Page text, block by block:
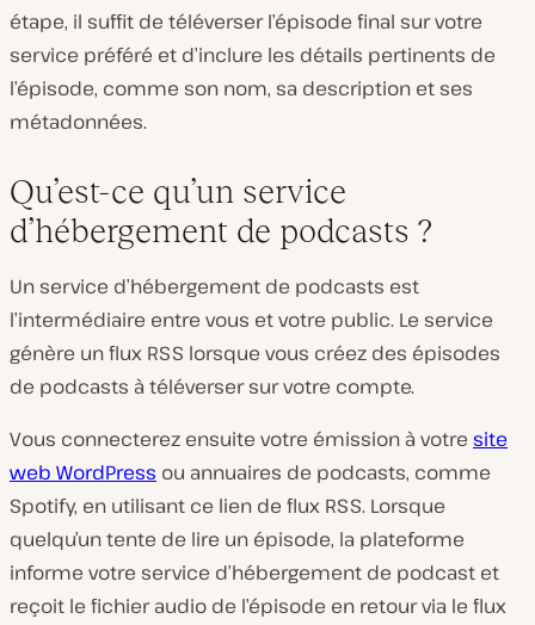
étape, il suffit de téléverser l’épisode final sur votre
service préféré et d’inclure les détails pertinents de
l’épisode, comme son nom, sa description et ses
métadonnées.
Qu’est-ce qu’un service
d’hébergement de podcasts ?
Un service d’hébergement de podcasts est
l’intermédiaire entre vous et votre public. Le service
génère un flux RSS lorsque vous créez des épisodes
de podcasts à téléverser sur votre compte.
Vous connecterez ensuite votre émission à votre site
web WordPress ou annuaires de podcasts, comme
Spotify, en utilisant ce lien de flux RSS. Lorsque
quelqu’un tente de lire un épisode, la plateforme
informe votre service d’hébergement de podcast et
reçoit le fichier audio de l’épisode en retour via le flux